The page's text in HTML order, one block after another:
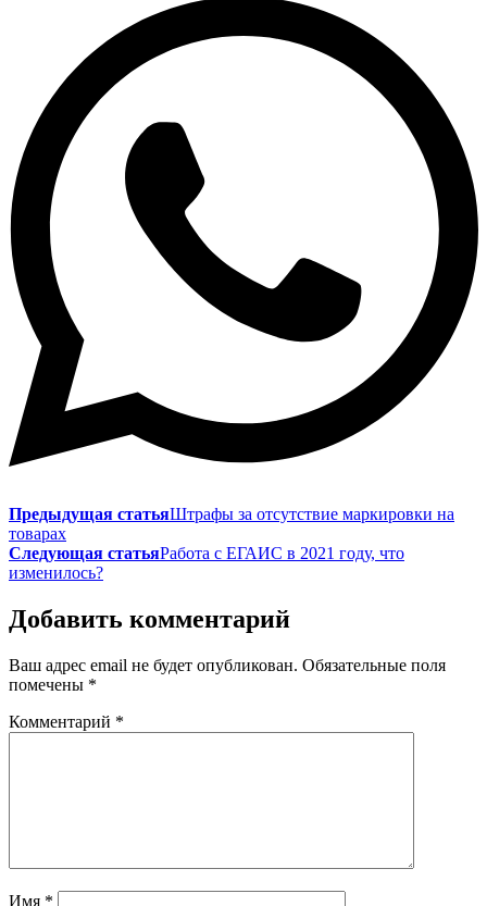
Предыдущая статьяШтрафы за отсутствие маркировки на
товарах
Следующая статьяРабота с ЕГАИС в 2021 году, что
изменилось?
Добавить комментарий
Ваш адрес email не будет опубликован. Обязательные поля
помечены *
Комментарий *
Имя *